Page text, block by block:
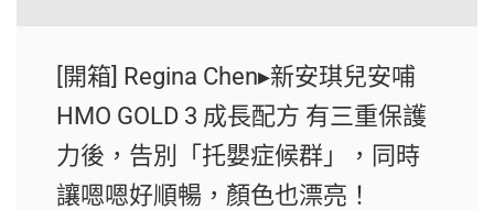
[開箱] Regina Chen▸新安琪兒安哺
HMO GOLD 3 成長配方 有三重保護
力後，告別「托嬰症候群」，同時
讓嗯嗯好順暢，顏色也漂亮！